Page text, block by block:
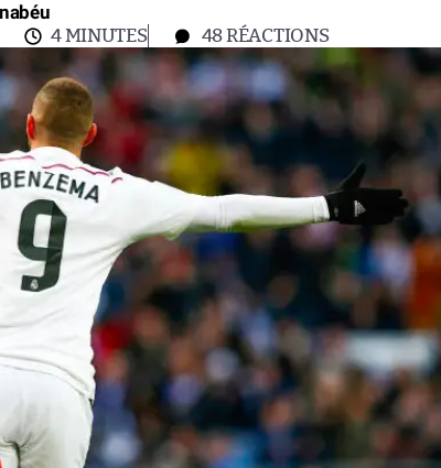
4 MINUTES 48RÉACTIONS